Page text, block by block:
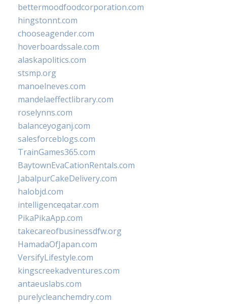
bettermoodfoodcorporation.com
hingstonnt.com
chooseagender.com
hoverboardssale.com
alaskapolitics.com
stsmp.org
manoelneves.com
mandelaeffectlibrary.com
roselynns.com
balanceyoganj.com
salesforceblogs.com
TrainGames365.com
BaytownEvaCationRentals.com
JabalpurCakeDelivery.com
halobjd.com
intelligenceqatar.com
PikaPikaApp.com
takecareofbusinessdfw.org
HamadaOfJapan.com
VersifyLifestyle.com
kingscreekadventures.com
antaeuslabs.com
purelycleanchemdry.com